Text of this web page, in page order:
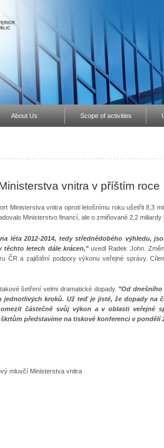
About Us Scope of activities
vnitra v příštím roce
Ministerstva vnitra oproti letošnímu roku ušetřit 8,3
Ministerstvo financí, ale o zmiňované 2,2
léta 2012-2014, tedy střednědobého výhledu,
těchto letech dále krácen,"uvedl Radek John.
ČR a zajištění podpory výkonu veřejné správy.
šetření velmi dramatické dopady. "Od dnešního
jednotlivých kroků. Už teď je jisté, že dopady na
částečně svůj výkon a v oblasti veřejné
představíme na tiskové konferenci v pondělí
mluvčí Ministerstva vnitra